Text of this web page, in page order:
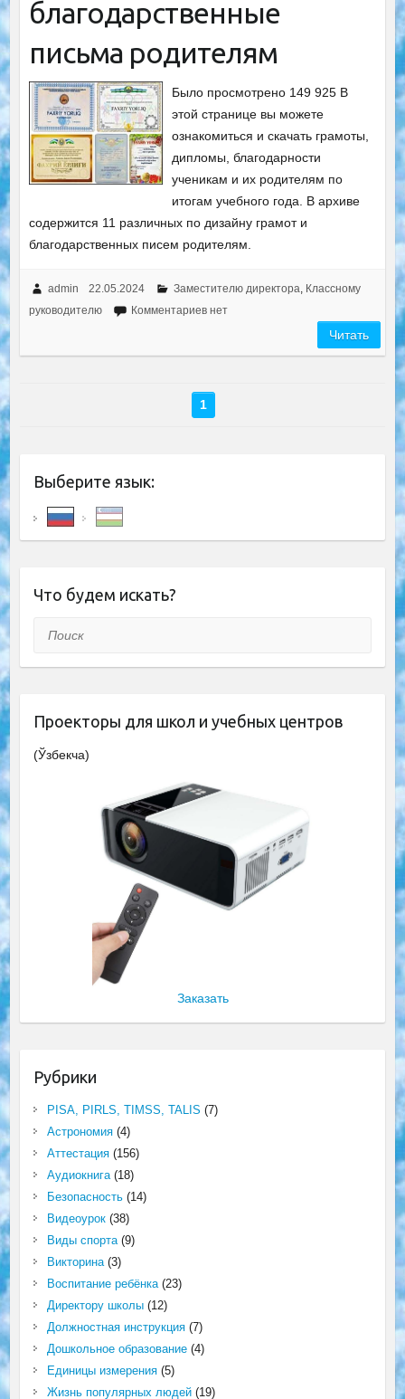
благодарственные
письма родителям
Было просмотрено 149 925 В
этой странице вы можете
ознакомиться и скачать грамоты,
дипломы, благодарности
ученикам и их родителям по
итогам учебного года. В архиве
содержится 11 различных по дизайну грамот и
благодарственных писем родителям.
admin 22.05.2024 Заместителю директора, Классному
руководителю
Комментариев нет
Читать
1
Выберите язык:
Что будем искать?
Поиск
Проекторы для школ и учебных центров
(Ўзбекча)
Заказать
Рубрики
PISA, PIRLS, TIMSS, TALIS (7)
Астрономия(4)
Аттестация(156)
Аудиокнига(18)
Безопасность(14)
Видеоурок(38)
Виды спорта(9)
Викторина(3)
Воспитание ребёнка(23)
Директору школы(12)
Должностная инструкция(7)
Дошкольное образование(4)
Единицы измерения(5)
Жизнь популярных людей(19)